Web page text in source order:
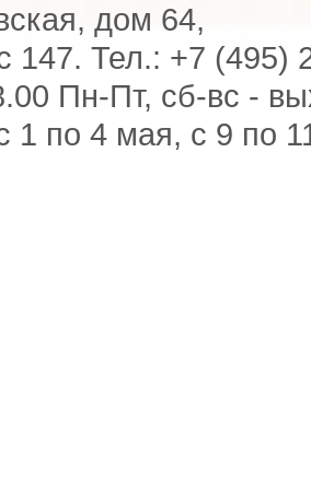
дом 64,
147. Тел.: +7 (495)
Пн-Пт, сб-вс -
1 по 4 мая, с 9 по